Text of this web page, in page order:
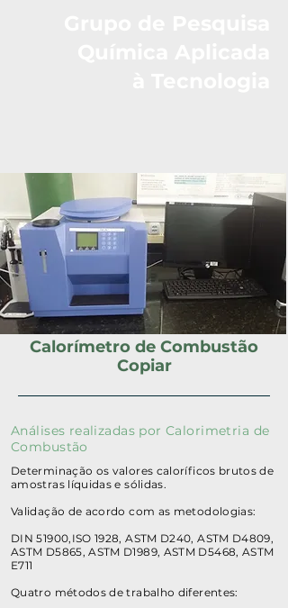
Calorímetro de Combustão
Copiar
Análises realizadas por Calorimetria de
Combustão
Determinação os valores caloríficos brutos de
amostras líquidas e sólidas.
Validação de acordo com as metodologias:
DIN 51900,ISO 1928, ASTM D240, ASTM D4809,
ASTM D5865, ASTM D1989, ASTM D5468, ASTM
E711
Quatro métodos de trabalho diferentes: